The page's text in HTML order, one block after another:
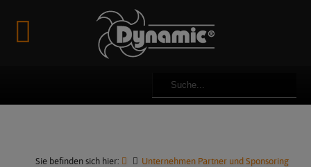
Sie befinden sich hier: Unternehmen Partner und Sponsoring
Partner & Sponsoring
Kataloge & Prospekte